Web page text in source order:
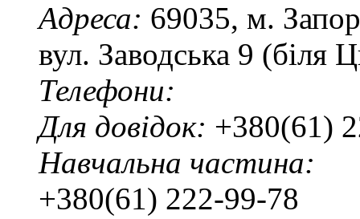
Адреса: 69035, м.
вул. Заводська 9 (біля
Телефони:
Для довідок: +380(61)
Навчальна частина:
+380(61) 222-99-78